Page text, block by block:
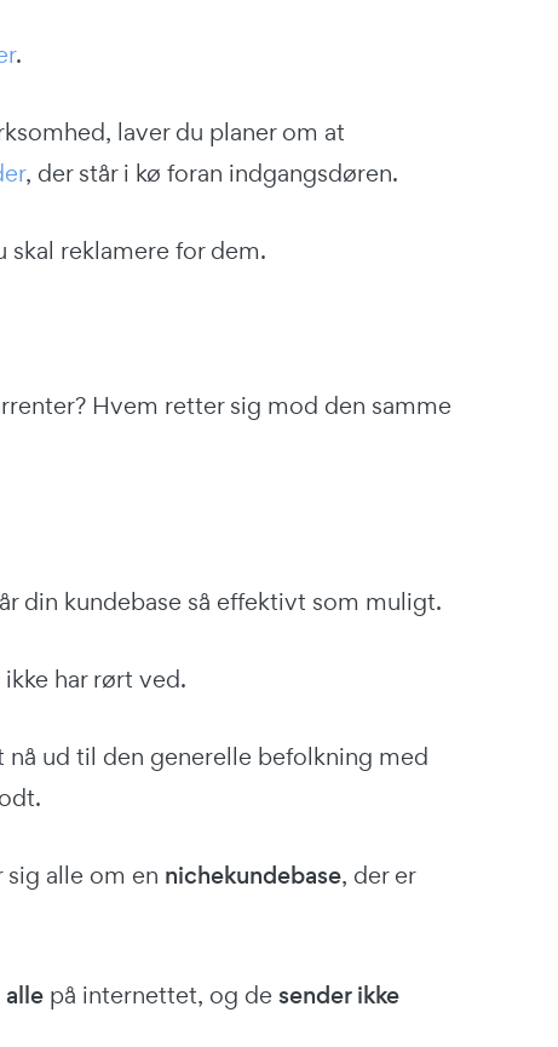
.
laver du planer om at
, der står i kø foran indgangsdøren.
skal reklamere for dem.
Hvem retter sig mod den samme
din kundebase så effektivt som muligt.
har rørt ved.
ud til den generelle befolkning med
alle om en nichekundebase, der er
alle på internettet, og de sender ikke